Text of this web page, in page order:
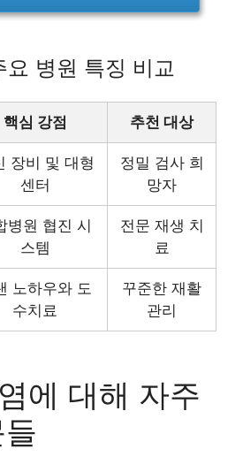
병원 특징 비교
핵심 강점 추천 대상
장비 및 대형
센터
정밀 검사 희
망자
병원 협진 시
스템
전문 재생 치
료
노하우와 도
수치료
꾸준한 재활
관리
에 대해 자주